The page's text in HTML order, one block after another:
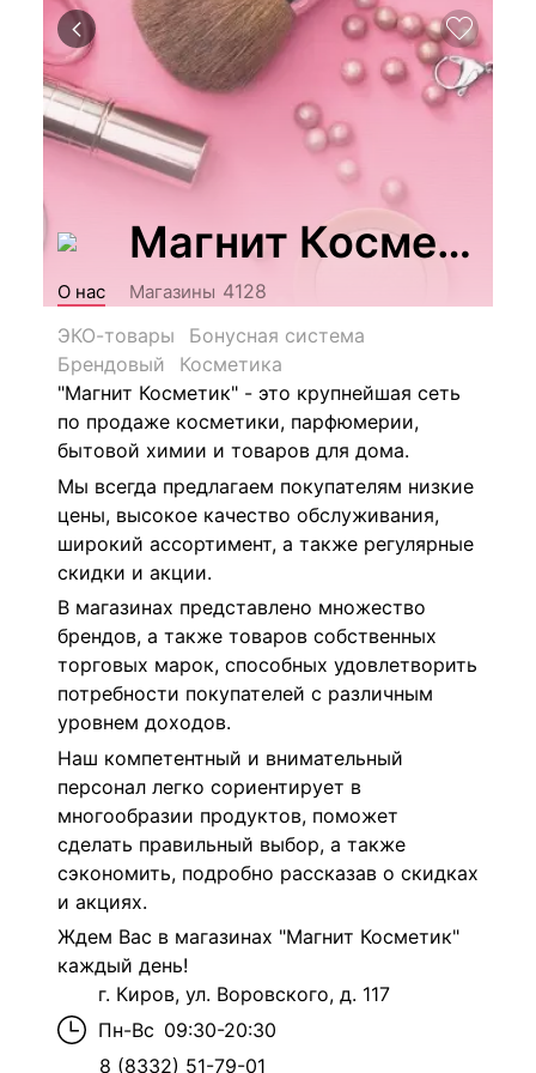
Магнит Косметик
О нас Магазины 4128
ЭКО-товары
Бонусная система
Брендовый
Косметика
"Магнит Косметик" - это крупнейшая сеть
по продаже косметики, парфюмерии,
бытовой химии и товаров для дома.
Мы всегда предлагаем покупателям низкие
цены, высокое качество обслуживания,
широкий ассортимент, а также регулярные
скидки и акции.
В магазинах представлено множество
брендов, а также товаров собственных
торговых марок, способных удовлетворить
потребности покупателей с различным
уровнем доходов.
Наш компетентный и внимательный
персонал легко сориентирует в
многообразии продуктов, поможет
сделать правильный выбор, а также
сэкономить, подробно рассказав о скидках
и акциях.
Ждем Вас в магазинах "Магнит Косметик"
каждый день!
г. Киров, ул. Воровского, д. 117
Пн-Вс 09:30-20:30
8 (8332) 51-79-01